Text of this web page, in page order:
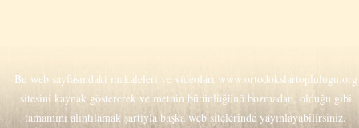
Bu web sayfasındaki makaleleri ve videoları www.ortodokslartoplulugu.org
sitesini kaynak göstererek ve metnin bütünlüğünü bozmadan, olduğu gibi
tamamını alıntılamak şartıyla başka web sitelerinde yayınlayabilirsiniz.